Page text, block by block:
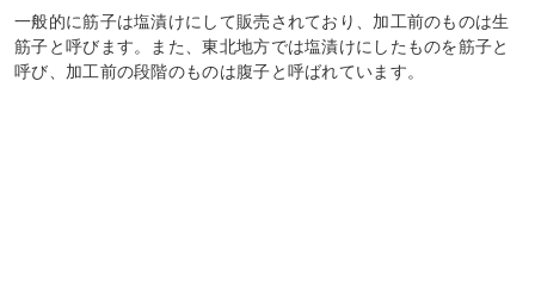
一般的に筋子は塩漬けにして販売されており、加工前のものは生
筋子と呼びます。また、東北地方では塩漬けにしたものを筋子と
呼び、加工前の段階のものは腹子と呼ばれています。